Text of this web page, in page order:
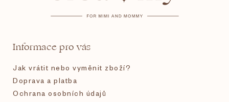
Informace pro vás
Jak vrátit nebo vyměnit zboží?
Doprava a platba
Ochrana osobních údajů